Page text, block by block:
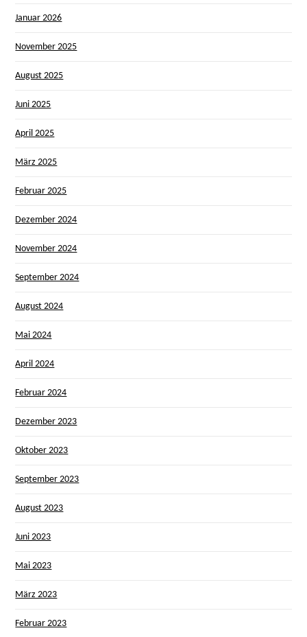
Januar 2026
November 2025
August 2025
Juni 2025
April 2025
März 2025
Februar 2025
Dezember 2024
November 2024
September 2024
August 2024
Mai 2024
April 2024
Februar 2024
Dezember 2023
Oktober 2023
September 2023
August 2023
Juni 2023
Mai 2023
März 2023
Februar 2023